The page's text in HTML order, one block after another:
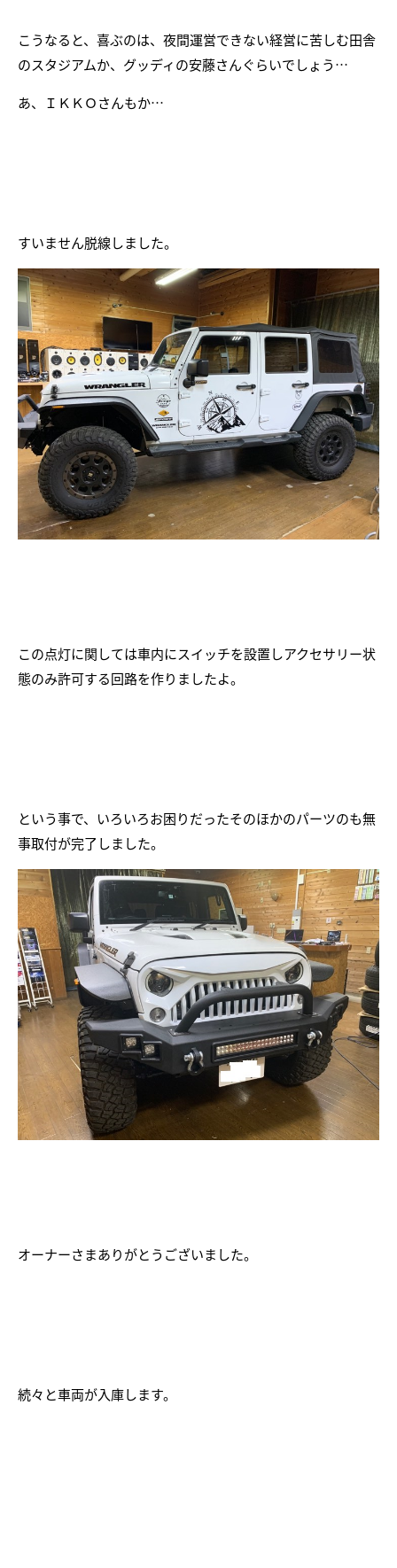
こうなると、喜ぶのは、夜間運営できない経営に苦しむ田舎
のスタジアムか、グッディの安藤さんぐらいでしょう…
あ、ＩＫＫＯさんもか…
すいません脱線しました。
この点灯に関しては車内にスイッチを設置しアクセサリー状
態のみ許可する回路を作りましたよ。
という事で、いろいろお困りだったそのほかのパーツのも無
事取付が完了しました。
オーナーさまありがとうございました。
続々と車両が入庫します。